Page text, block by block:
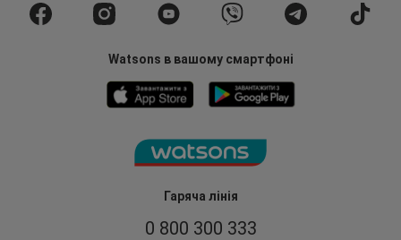
Гаряча лінія
0 800 300 333
Watsons в вашому смартфоні